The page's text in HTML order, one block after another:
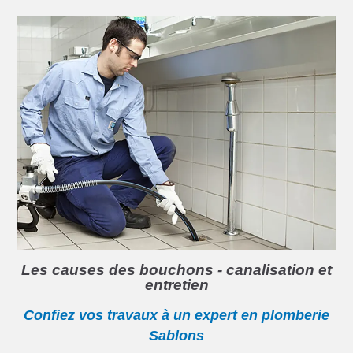
Les causes des bouchons - canalisation et
entretien
Confiez vos travaux à un expert en plomberie
Sablons